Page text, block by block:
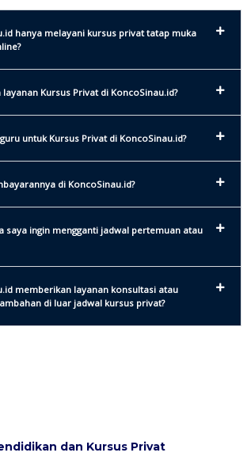
hanya melayani kursus privat tatap muka
Kursus Privat di KoncoSinau.id?
untuk Kursus Privat di KoncoSinau.id?
di KoncoSinau.id?
saya ingin mengganti jadwal pertemuan atau
memberikan layanan konsultasi atau
di luar jadwal kursus privat?
dan Kursus Privat